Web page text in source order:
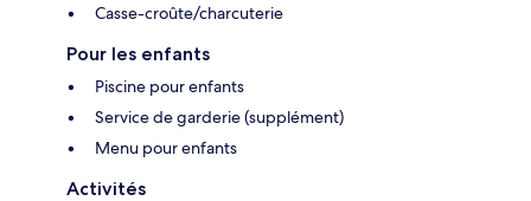
Casse-croûte/charcuterie
Pour les enfants
Piscine pour enfants
Service de garderie (supplément)
Menu pour enfants
Activités